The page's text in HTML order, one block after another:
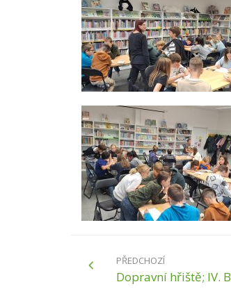
PŘEDCHOZÍ
Dopravní hřiště; IV. B